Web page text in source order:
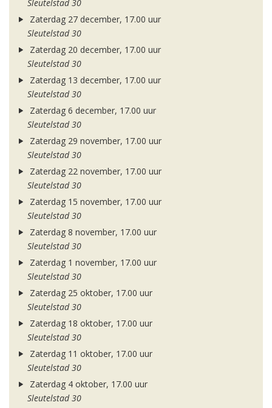
Sleutelstad 30
Zaterdag 27 december, 17.00 uur
Sleutelstad 30
Zaterdag 20 december, 17.00 uur
Sleutelstad 30
Zaterdag 13 december, 17.00 uur
Sleutelstad 30
Zaterdag 6 december, 17.00 uur
Sleutelstad 30
Zaterdag 29 november, 17.00 uur
Sleutelstad 30
Zaterdag 22 november, 17.00 uur
Sleutelstad 30
Zaterdag 15 november, 17.00 uur
Sleutelstad 30
Zaterdag 8 november, 17.00 uur
Sleutelstad 30
Zaterdag 1 november, 17.00 uur
Sleutelstad 30
Zaterdag 25 oktober, 17.00 uur
Sleutelstad 30
Zaterdag 18 oktober, 17.00 uur
Sleutelstad 30
Zaterdag 11 oktober, 17.00 uur
Sleutelstad 30
Zaterdag 4 oktober, 17.00 uur
Sleutelstad 30